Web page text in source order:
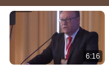
6:16